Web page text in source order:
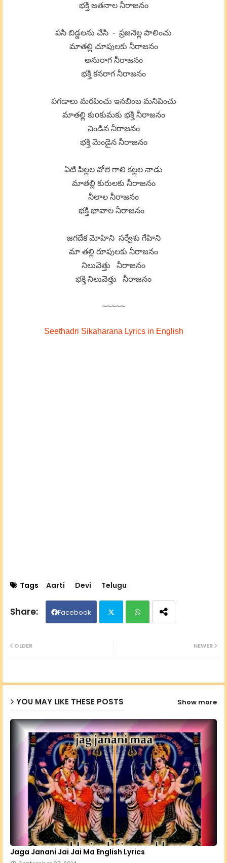
భక్తి జతనాల నీరాజనం
పసి బిడ్డలను చేసి - ప్రజనెల్ల పాలించు
మాతల్లి చూపులకు నీరాజనం
అనురాగ నీరాజనం
భక్తి కనరాగ నీరాజనం
పగడాలు మరపించు ఇనబింబ మనిపించు
మాతల్లి కుoకుమకు భక్తి నీరాజనం
నిండిన నీరాజనం
భక్తి మెండైన నీరాజనం
ఏటి పిల్లల వోలె గాలి కల్లల నాడు
మాతల్లి కురులకు నీరాజనం
నీలాల నీరాజనం
భక్తి భావాల నీరాజనం
జగదేక మోహిని సర్వేశు గేహిని
మా తల్లి రూపులకు నీరాజనం
నిలువెత్తు నీరాజనం
భక్తి నిలువెత్తు నీరాజనం
~~~~~
Seethadri Sikaharana Lyrics in English
Tags Aarti Devi Telugu
Facebook
ap
NEWER
OLDER
YOU MAY LIKE THESE POSTS Show more
Jaga Janani Jai Jai Ma English Lyrics